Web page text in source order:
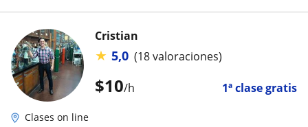
$10/h 1ª clase gratis
Cristian
★ 5,0 (18 valoraciones)
Clases on line